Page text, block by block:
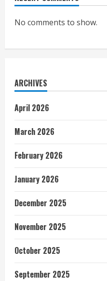
No comments to show.
ARCHIVES
April 2026
March 2026
February 2026
January 2026
December 2025
November 2025
October 2025
September 2025